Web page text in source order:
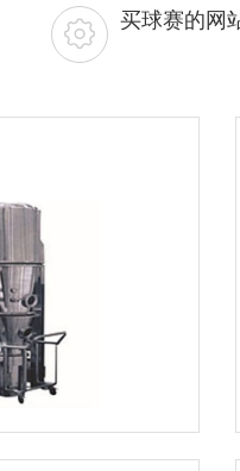
买球赛的网